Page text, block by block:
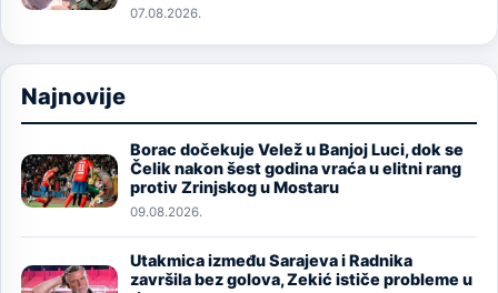
07.08.2026.
Najnovije
Image
Borac dočekuje Velež u Banjoj Luci, dok se
Čelik nakon šest godina vraća u elitni rang
protiv Zrinjskog u Mostaru
09.08.2026.
Image
Utakmica između Sarajeva i Radnika
završila bez golova, Zekić ističe probleme u